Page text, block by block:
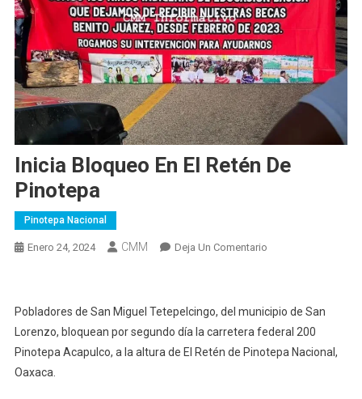
Inicia Bloqueo En El Retén De
Pinotepa
Pinotepa Nacional
Enero 24, 2024 CMM Deja Un ComentarioEn
El
Retén
De
Pobladores de San Miguel Tetepelcingo, del municipio de San
Lorenzo, bloquean por segundo día la carretera federal 200
Pinotepa Acapulco, a la altura de El Retén de Pinotepa Nacional,
Oaxaca.